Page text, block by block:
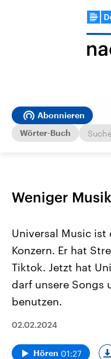
Abonnieren
Wörter-Buch
Weniger
Universal Music
Konzern. Er hat
Tiktok. Jetzt hat
darf unsere Songs
benutzen.
02.02.2024
Hören 01:27